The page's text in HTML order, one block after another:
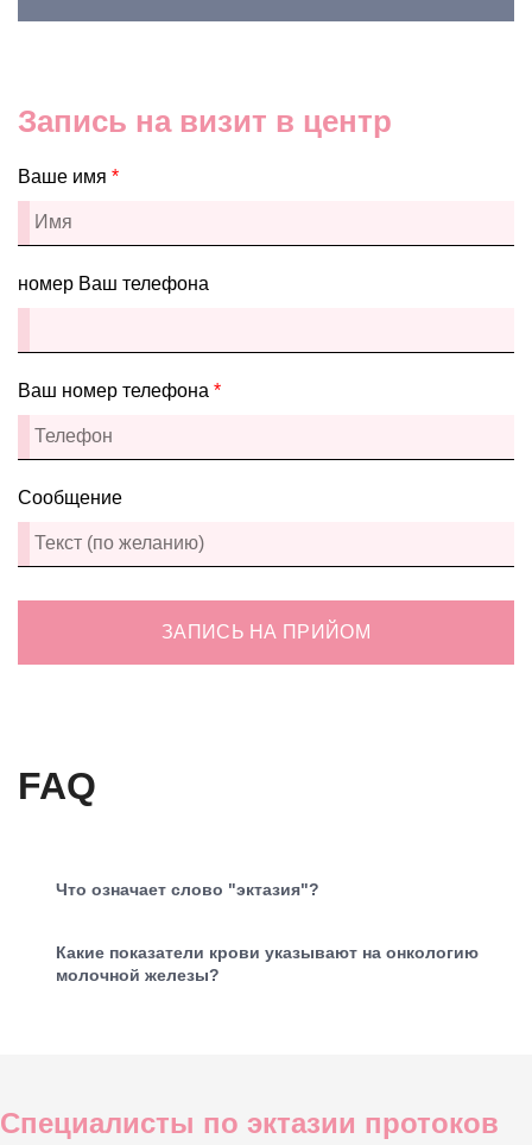
Запись на визит в центр
Ваше имя *
номер Ваш телефона
Ваш номер телефона *
Сообщение
ЗАПИСЬ НА ПРИЙОМ
FAQ
Что означает слово "эктазия"?
Какие показатели крови указывают на онкологию
молочной железы?
Специалисты по эктазии протоков